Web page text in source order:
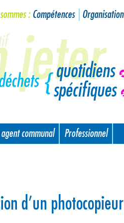
: Compétences Organisation
quotidiens
spécifiques
communal
Professionnel
d’un photocopieur